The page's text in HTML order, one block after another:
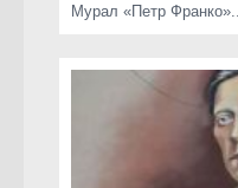
Мурал «Петр Франко»...